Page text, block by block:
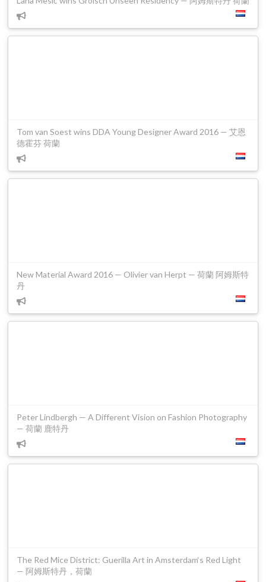
Tom van Soest wins DDA Young Designer Award 2016 — 艾恩
德霍芬 荷蘭
New Material Award 2016 — Olivier van Herpt — 荷蘭 阿姆斯特
丹
Peter Lindbergh — A Different Vision on Fashion Photography
— 荷蘭 鹿特丹
The Red Mice District: Guerilla Art in Amsterdam‘s Red Light
— 阿姆斯特丹，荷蘭